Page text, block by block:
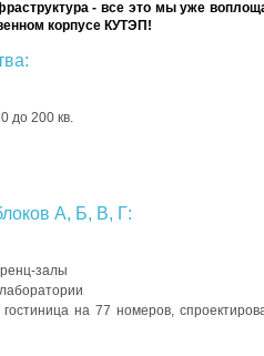
- все это мы уже
корпусе КУТЭП!
до 200 кв.
А, Б, В, Г:
залы
на 77 номеров,